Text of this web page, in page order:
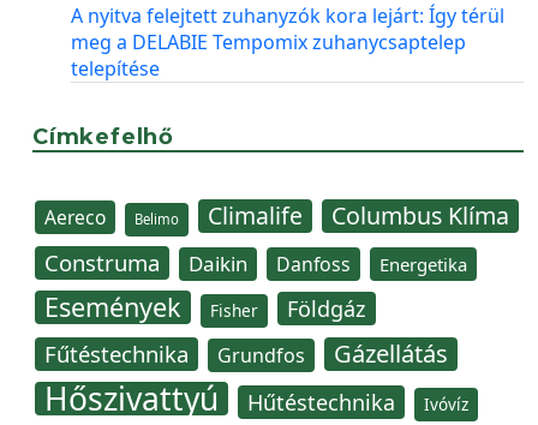
A nyitva felejtett zuhanyzók kora lejárt: Így térül
meg a DELABIE Tempomix zuhanycsaptelep
telepítése
Címkefelhő
Aereco Belimo Climalife Columbus Klíma
Construma Daikin Danfoss Energetika
Események Fisher Földgáz
Fűtéstechnika Grundfos Gázellátás
Hőszivattyú Hűtéstechnika Ivóvíz